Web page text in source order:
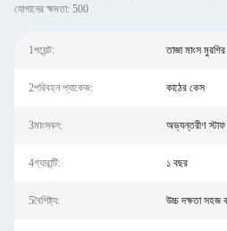
যোগানের ক্ষমতা: 500
1পয়েন্ট: তাজা মাংস মুরগির
2পরিবহন প্যাকেজ: কাঠের কেস
3মাংসবল: অভ্যন্তরীণ স্টাফ
4গ্যারান্টি: ১ বছর
5বৈশিষ্ট্য: উচ্চ দক্ষতা সহজ